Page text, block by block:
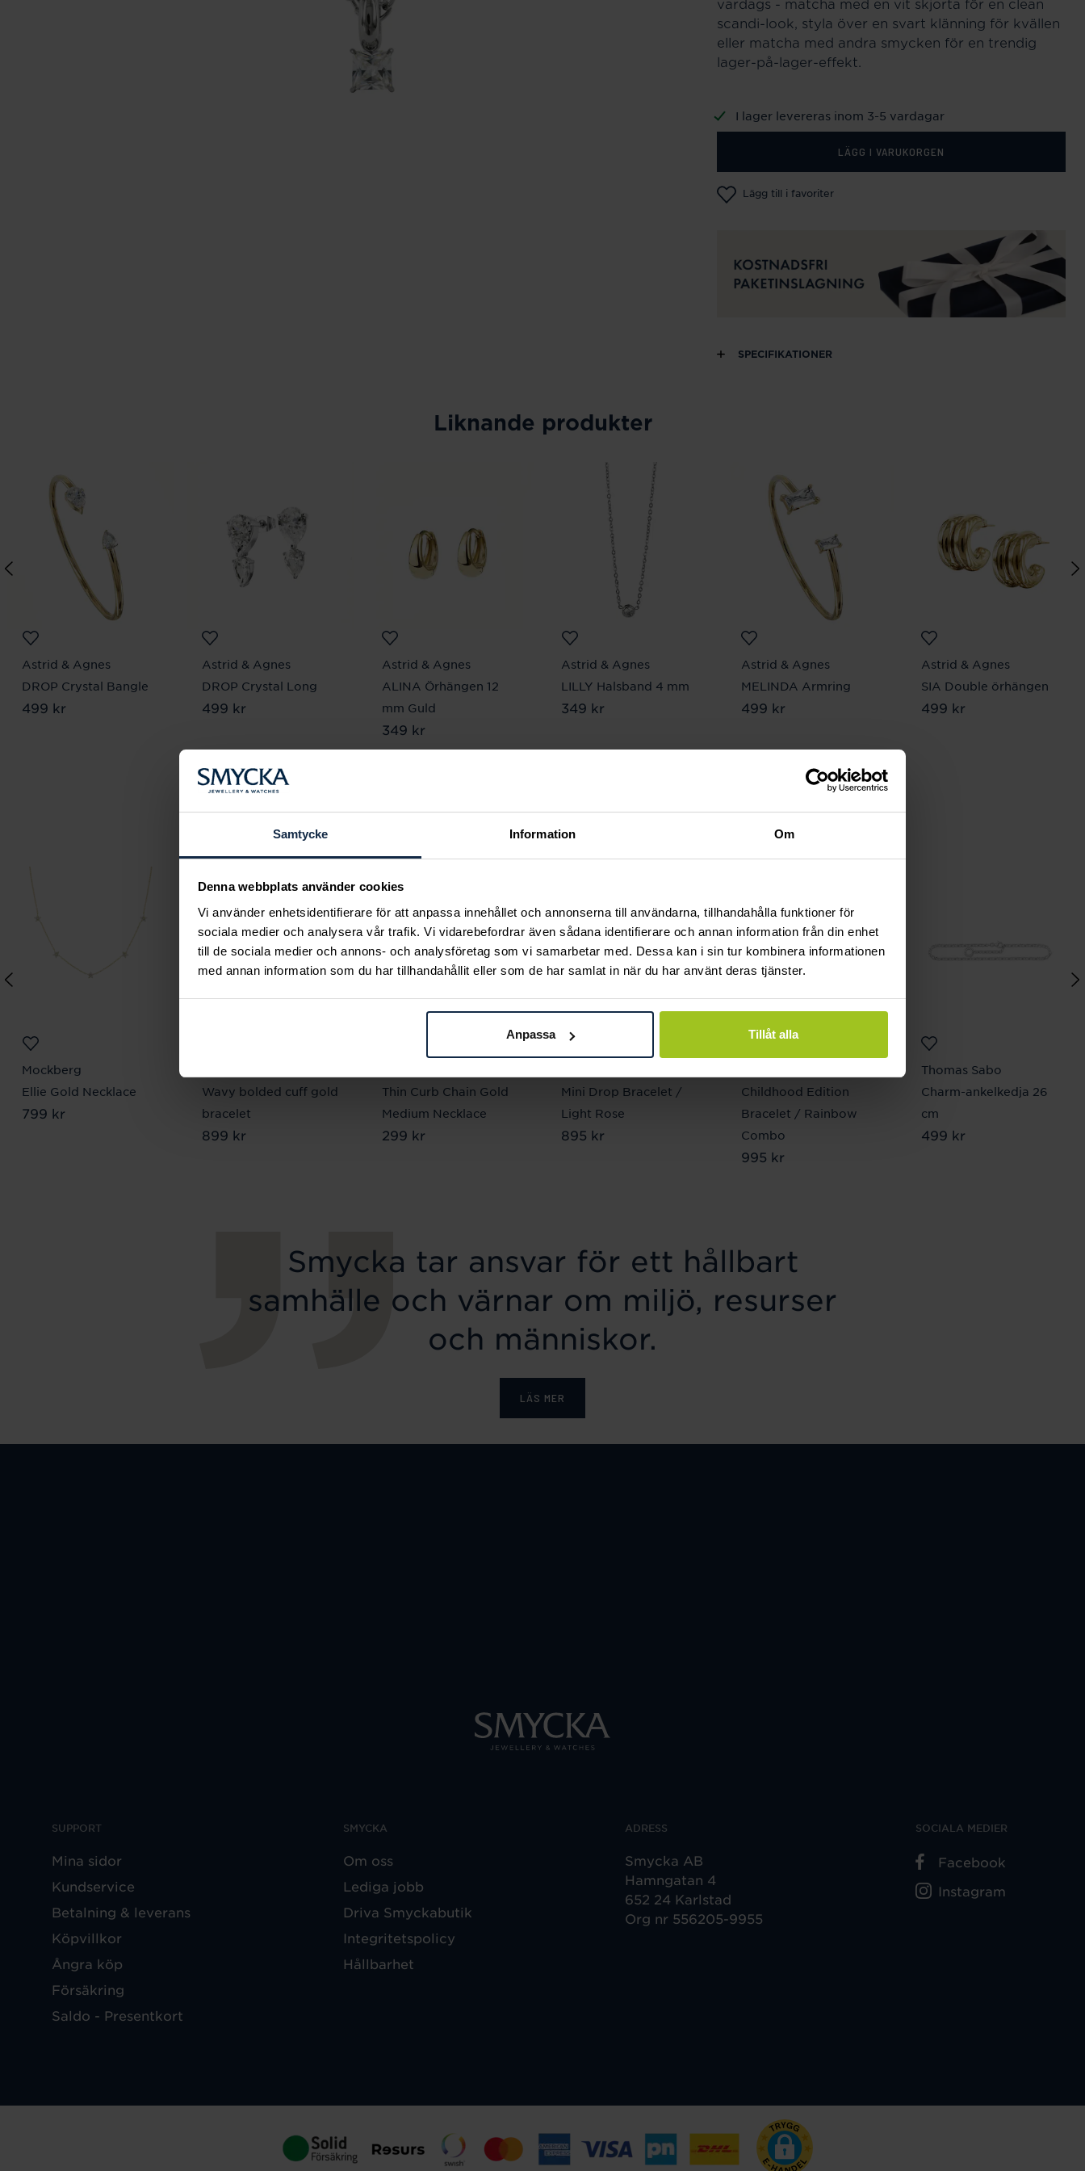
Samtycke Information Om
Denna webbplats använder cookies
Vi använder enhetsidentifierare för att anpassa innehållet och annonserna till användarna, tillhandahålla funktioner för
sociala medier och analysera vår trafik. Vi vidarebefordrar även sådana identifierare och annan information från din enhet
till de sociala medier och annons- och analysföretag som vi samarbetar med. Dessa kan i sin tur kombinera informationen
med annan information som du har tillhandahållit eller som de har samlat in när du har använt deras tjänster.
Anpassa Tillåt alla
vardags - matcha med en vit skjorta för en clean
scandi-look, styla över en svart klänning för kvällen
eller matcha med andra smycken för en trendig
lager-på-lager-effekt.
I lager levereras inom 3-5 vardagar
LÄGG I VARUKORGEN
Lägg till i favoriter
SPECIFIKATIONER
Liknande produkter
Astrid & Agnes
DROP Crystal Bangle
Pris:499 kr
499 kr
Astrid & Agnes
DROP Crystal Long
Pris:499 kr
499 kr
Astrid & Agnes
ALINA Örhängen 12
mm Guld
Pris:349 kr
349 kr
Astrid & Agnes
LILLY Halsband 4 mm
Pris :349 kr
349 kr
Astrid & Agnes
MELINDA Armring
Pris:499 kr
499 kr
Astrid & Agnes
SIA Double örhängen
Pris:499 kr
499 kr
Andra köpte också
Mockberg
Ellie Gold Necklace
Pris :799 kr
799 kr
Wavy bolded cuff gold
bracelet
Pris:899 kr
899 kr
Thin Curb Chain Gold
Medium Necklace
Pris:299 kr
299 kr
Mini Drop Bracelet /
Light Rose
Pris :895 kr
895 kr
Childhood Edition
Bracelet / Rainbow
Combo
Pris:995 kr
995 kr
Thomas Sabo
Charm-ankelkedja 26
cm
Pris:499 kr
499 kr
Smycka tar ansvar för ett hållbart
samhälle och värnar om miljö, resurser
och människor.
LÄS MER
SUPPORT
Mina sidor
Kundservice
Betalning & leverans
Köpvillkor
Ångra köp
Försäkring
Saldo - Presentkort
SMYCKA
Om oss
Lediga jobb
Driva Smyckabutik
Integritetspolicy
Hållbarhet
ADRESS
Smycka AB
Hamngatan 4
652 24 Karlstad
Org nr 556205-9955
SOCIALA MEDIER
Facebook
Instagram